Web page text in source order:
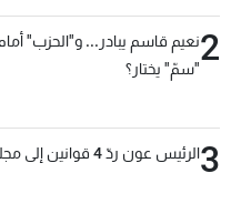
2نعيم قاسم يبادر... و"الحزب"
"سمّ" يختار؟
3الرئيس عون ردّ 4 قوانين إلى مجلس النواب